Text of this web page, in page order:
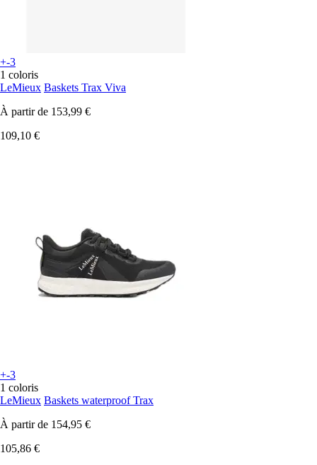
+-3
1 coloris
LeMieux Baskets Trax Viva
À partir de 153,99 €
109,10 €
+-3
1 coloris
LeMieux Baskets waterproof Trax
À partir de 154,95 €
105,86 €